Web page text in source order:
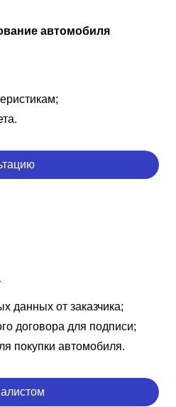
автомобиля
данных от заказчика;
договора для подписи;
покупки автомобиля.